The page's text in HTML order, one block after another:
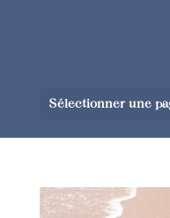
Sélectionner une